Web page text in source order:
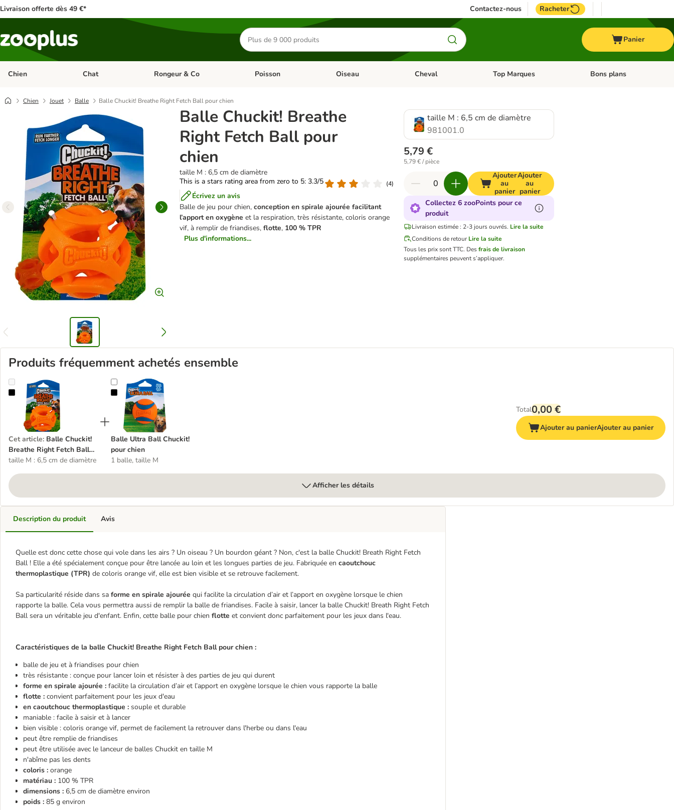
Livraison offerte dès 49 €* Contactez-nous Racheter
Rechercher
des
produits
Panier
Chien Dérouler les catégories: Chien
Chat Dérouler les catégories: Chat
Rongeur & Co Dérouler les catégories: Rongeur & Co
Poisson Dérouler les catégories: Poisson
Oiseau Dérouler les catégories: Oiseau
Cheval Dérouler les catégories: Cheval
Top Marques Dérouler les catégories: Top
Bons plans
Chien Jouet Balle Balle Chuckit! Breathe Right Fetch Ball pour chien
Balle Chuckit! Breathe
Right Fetch Ball pour
chien
taille M : 6,5 cm de diamètre
This is a stars rating area from zero to 5: 3.3/5
(4)
Écrivez un avis
Balle de jeu pour chien,conception en spirale ajourée facilitant
l’apport en oxygène et la respiration, très résistante, coloris orange
vif, à remplir de friandises,flotte, 100 % TPR
Plus d'informations...
taille M : 6,5 cm de diamètre
981001.0
5,79 €
5,79 € / pièce
Ajouter
au
panier
Ajouter
au
panier
Collectez 6 zooPoints pour ce
produit
Livraison estimée : 2-3 jours ouvrés. Lire la suite
Conditions de retour Lire la suite
Tous les prix sont TTC. Desfrais de livraison
supplémentaires peuvent s’appliquer.
Produits fréquemment achetés ensemble
Balle Chuckit! Breathe Right Fetch Ball pour chien
Cet article: Balle Chuckit!
Breathe Right Fetch Ball
pour chien
taille M : 6,5 cm de diamètre
Balle Ultra Ball Chuckit! pour chien
Balle Ultra Ball Chuckit!
pour chien
1 balle, taille M
Total0,00 €
Ajouter au panierAjouter au panier
Afficher les détails
Description du produit
Quelle est donc cette chose qui vole dans les airs ? Un oiseau ? Un bourdon géant ? Non, c'est la balle Chuckit! Breath Right Fetch
Ball ! Elle a été spécialement conçue pour être lancée au loin et les longues parties de jeu. Fabriquée en caoutchouc
thermoplastique (TPR) de coloris orange vif, elle est bien visible et se retrouve facilement.
Sa particularité réside dans sa forme en spirale ajourée qui facilite la circulation d’air et l’apport en oxygène lorsque le chien
rapporte la balle. Cela vous permettra aussi de remplir la balle de friandises. Facile à saisir, lancer la balle Chuckit! Breath Right Fetch
Ball sera un véritable jeu d'enfant. Enfin, cette balle pour chien flotte et convient donc parfaitement pour les jeux dans l'eau.
Caractéristiques de la balle Chuckit! Breathe Right Fetch Ball pour chien :
balle de jeu et à friandises pour chien
très résistante : conçue pour lancer loin et résister à des parties de jeu qui durent
forme en spirale ajourée : facilite la circulation d’air et l’apport en oxygène lorsque le chien vous rapporte la balle
flotte : convient parfaitement pour les jeux d'eau
en caoutchouc thermoplastique : souple et durable
maniable : facile à saisir et à lancer
bien visible : coloris orange vif, permet de facilement la retrouver dans l'herbe ou dans l'eau
peut être remplie de friandises
peut être utilisée avec le lanceur de balles Chuckit en taille M
n'abîme pas les dents
coloris : orange
matériau : 100 % TPR
dimensions : 6,5 cm de diamètre environ
poids : 85 g environ
Avis